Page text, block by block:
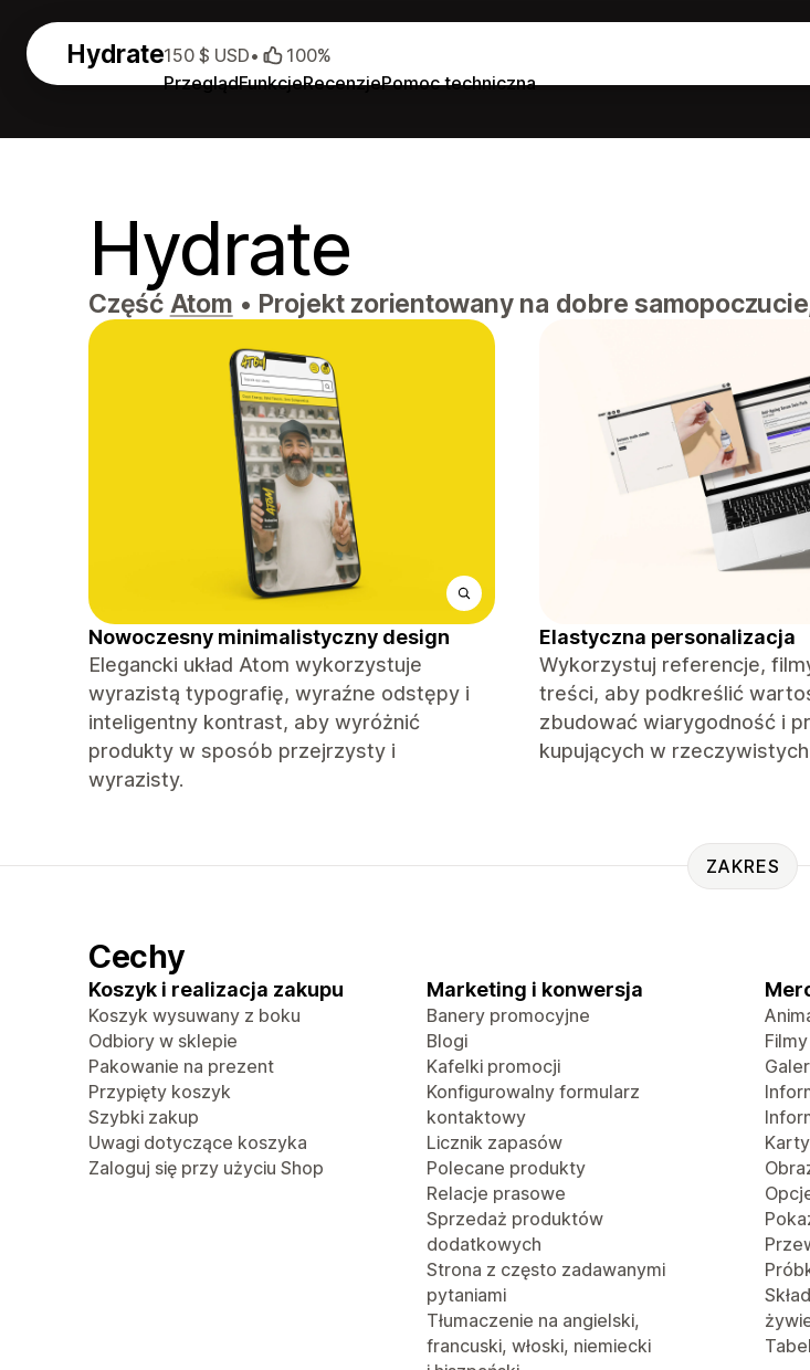
Hydrate
PrzeglądFunkcjeRecenzjePomoc techniczna
150 $ USD• 100%
Hydrate
Część Atom • Projekt zorientowany na dobre
Nowoczesny minimalistyczny design
Elegancki układ Atom wykorzystuje
wyrazistą typografię, wyraźne odstępy i
inteligentny kontrast, aby wyróżnić
produkty w sposób przejrzysty i
wyrazisty.
Elastyczna personalizacja
Wykorzystuj referencje,
treści, aby podkreślić
zbudować wiarygodność i
kupujących w
ZAKRES
Cechy
Koszyk i realizacja zakupu
Koszyk wysuwany z boku
Odbiory w sklepie
Pakowanie na prezent
Przypięty koszyk
Szybki zakup
Uwagi dotyczące koszyka
Zaloguj się przy użyciu Shop
Marketing i konwersja
Banery promocyjne
Blogi
Kafelki promocji
Konfigurowalny formularz
kontaktowy
Licznik zapasów
Polecane produkty
Relacje prasowe
Sprzedaż produktów
dodatkowych
Strona z często zadawanymi
pytaniami
Tłumaczenie na angielski,
francuski, włoski, niemiecki